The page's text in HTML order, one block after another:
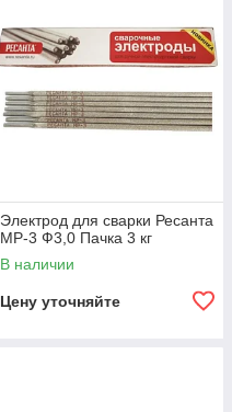
Электрод для сварки Ресанта
МР-3 Ф3,0 Пачка 3 кг
В наличии
Цену уточняйте